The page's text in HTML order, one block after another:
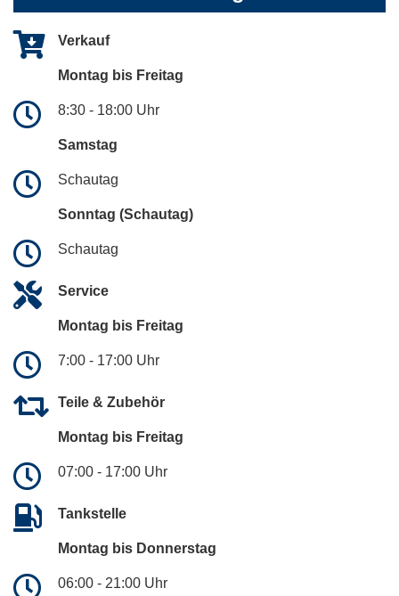
Verkauf
Montag bis Freitag
8:30 - 18:00 Uhr
Samstag
Schautag
Sonntag (Schautag)
Schautag
Service
Montag bis Freitag
7:00 - 17:00 Uhr
Teile & Zubehör
Montag bis Freitag
07:00 - 17:00 Uhr
Tankstelle
Montag bis Donnerstag
06:00 - 21:00 Uhr